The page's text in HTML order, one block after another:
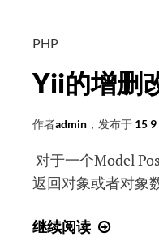
据
示
成
条
PHP
Yii的增删
作者admin ，发布于 15
对于一个Model
返回对象或者对象
继续阅读